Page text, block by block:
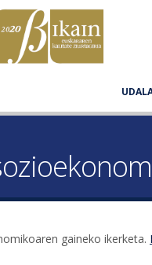
gaineko ikerketa.